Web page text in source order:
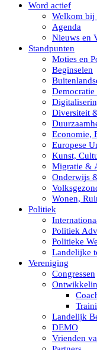
Word actief
Welkom bij
Agenda
Nieuws en
Standpunten
Moties en
Beginselen
Democratie
Diversiteit
Economie,
Europese
Kunst,
Migratie &
Onderwijs
Wonen,
Politiek
Politiek
Politieke
Landelijke
Vereniging
Congressen
Landelijk
DEMO
Vrienden